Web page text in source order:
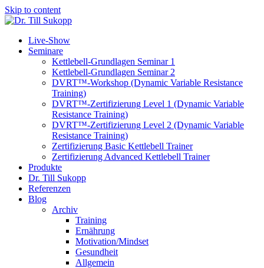
Skip to content
Live-Show
Seminare
Kettlebell-Grundlagen Seminar 1
Kettlebell-Grundlagen Seminar 2
DVRT™-Workshop (Dynamic Variable Resistance
Training)
DVRT™-Zertifizierung Level 1 (Dynamic Variable
Resistance Training)
DVRT™-Zertifizierung Level 2 (Dynamic Variable
Resistance Training)
Zertifizierung Basic Kettlebell Trainer
Zertifizierung Advanced Kettlebell Trainer
Produkte
Dr. Till Sukopp
Referenzen
Blog
Archiv
Training
Ernährung
Motivation/Mindset
Gesundheit
Allgemein